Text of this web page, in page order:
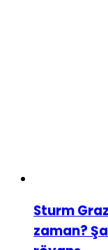
Sturm
zaman?